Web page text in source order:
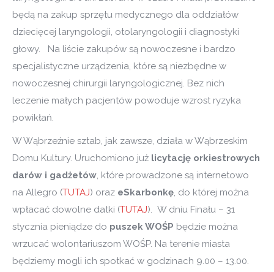
będą na zakup sprzętu medycznego dla oddziałów
dziecięcej laryngologii, otolaryngologii i diagnostyki
głowy. Na liście zakupów są nowoczesne i bardzo
specjalistyczne urządzenia, które są niezbędne w
nowoczesnej chirurgii laryngologicznej. Bez nich
leczenie małych pacjentów powoduje wzrost ryzyka
powikłań.
W Wąbrzeźnie sztab, jak zawsze, działa w Wąbrzeskim
Domu Kultury. Uruchomiono już licytację orkiestrowych
darów i gadżetów, które prowadzone są internetowo
na Allegro (TUTAJ) oraz eSkarbonkę, do której można
wpłacać dowolne datki (TUTAJ). W dniu Finału – 31
stycznia pieniądze do puszek WOŚP będzie można
wrzucać wolontariuszom WOŚP. Na terenie miasta
będziemy mogli ich spotkać w godzinach 9.00 – 13.00.